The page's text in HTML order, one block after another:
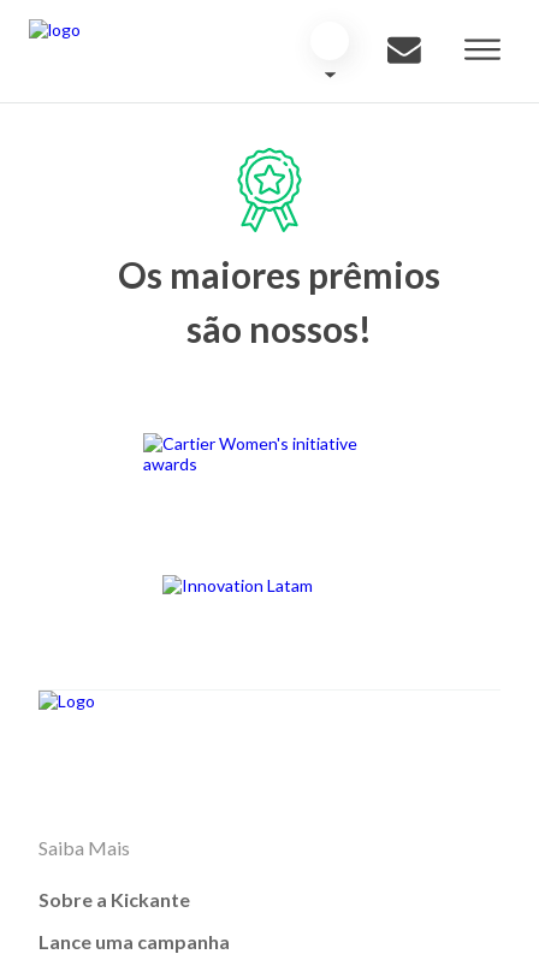
Os maiores prêmios
são nossos!
Saiba Mais
Sobre a Kickante
Lance uma campanha